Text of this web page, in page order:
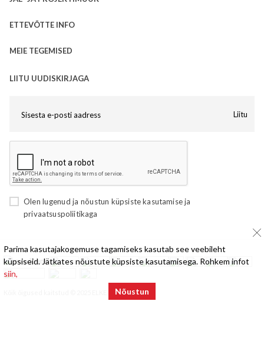
ETTEVÕTTE INFO
MEIE TEGEMISED
LIITU UUDISKIRJAGA
Liitu
Olen lugenud ja nõustun küpsiste kasutamiseja
privaatsuspoliitikaga
Kõik õigused kaitstud © 2025 ELKE Mööbel
Parima kasutajakogemuse tagamiseks kasutab see veebileht
küpsiseid. Jätkates nõustute küpsiste kasutamisega. Rohkem infot
siin,
Nõustun